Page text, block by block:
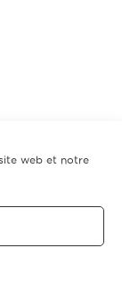
web et notre